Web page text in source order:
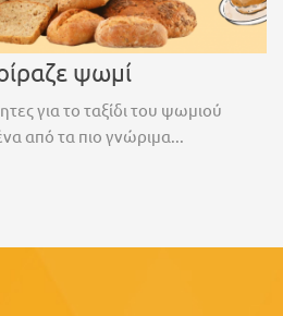
ψωμί
για το ταξίδι του ψωμιού
από τα πιο γνώριμα...